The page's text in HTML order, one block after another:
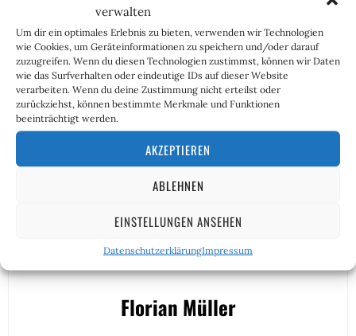
verwalten
Um dir ein optimales Erlebnis zu bieten, verwenden wir Technologien
wie Cookies, um Geräteinformationen zu speichern und/oder darauf
zuzugreifen. Wenn du diesen Technologien zustimmst, können wir Daten
wie das Surfverhalten oder eindeutige IDs auf dieser Website
verarbeiten. Wenn du deine Zustimmung nicht erteilst oder
zurückziehst, können bestimmte Merkmale und Funktionen
beeinträchtigt werden.
AKZEPTIEREN
ABLEHNEN
EINSTELLUNGEN ANSEHEN
DatenschutzerklärungImpressum
Jetzt freischalten
Schon Abonnent? Hier anmelden...
Florian Müller